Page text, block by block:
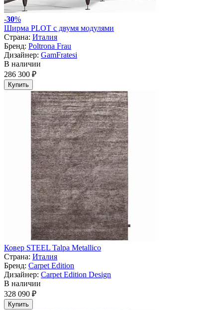
-30%
Ширма PLOT с двумя модулями
Страна: Италия
Бренд: Poltrona Frau
Дизайнер: GamFratesi
В наличии
286 300 ₽
Купить
Ковер STEEL Talpa Metallico
Страна: Италия
Бренд: Carpet Edition
Дизайнер: Carpet Edition Design
В наличии
328 090 ₽
Купить